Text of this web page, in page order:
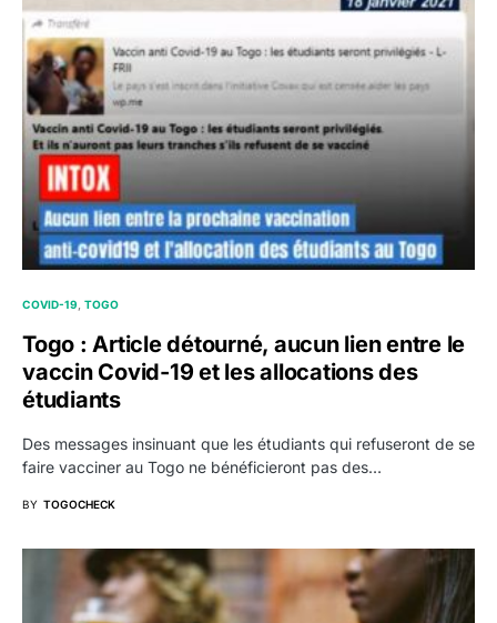
COVID-19 TOGO
Togo : Article détourné, aucun lien entre le
vaccin Covid-19 et les allocations des
étudiants
Des messages insinuant que les étudiants qui refuseront de se
faire vacciner au Togo ne bénéficieront pas des…
BY TOGOCHECK